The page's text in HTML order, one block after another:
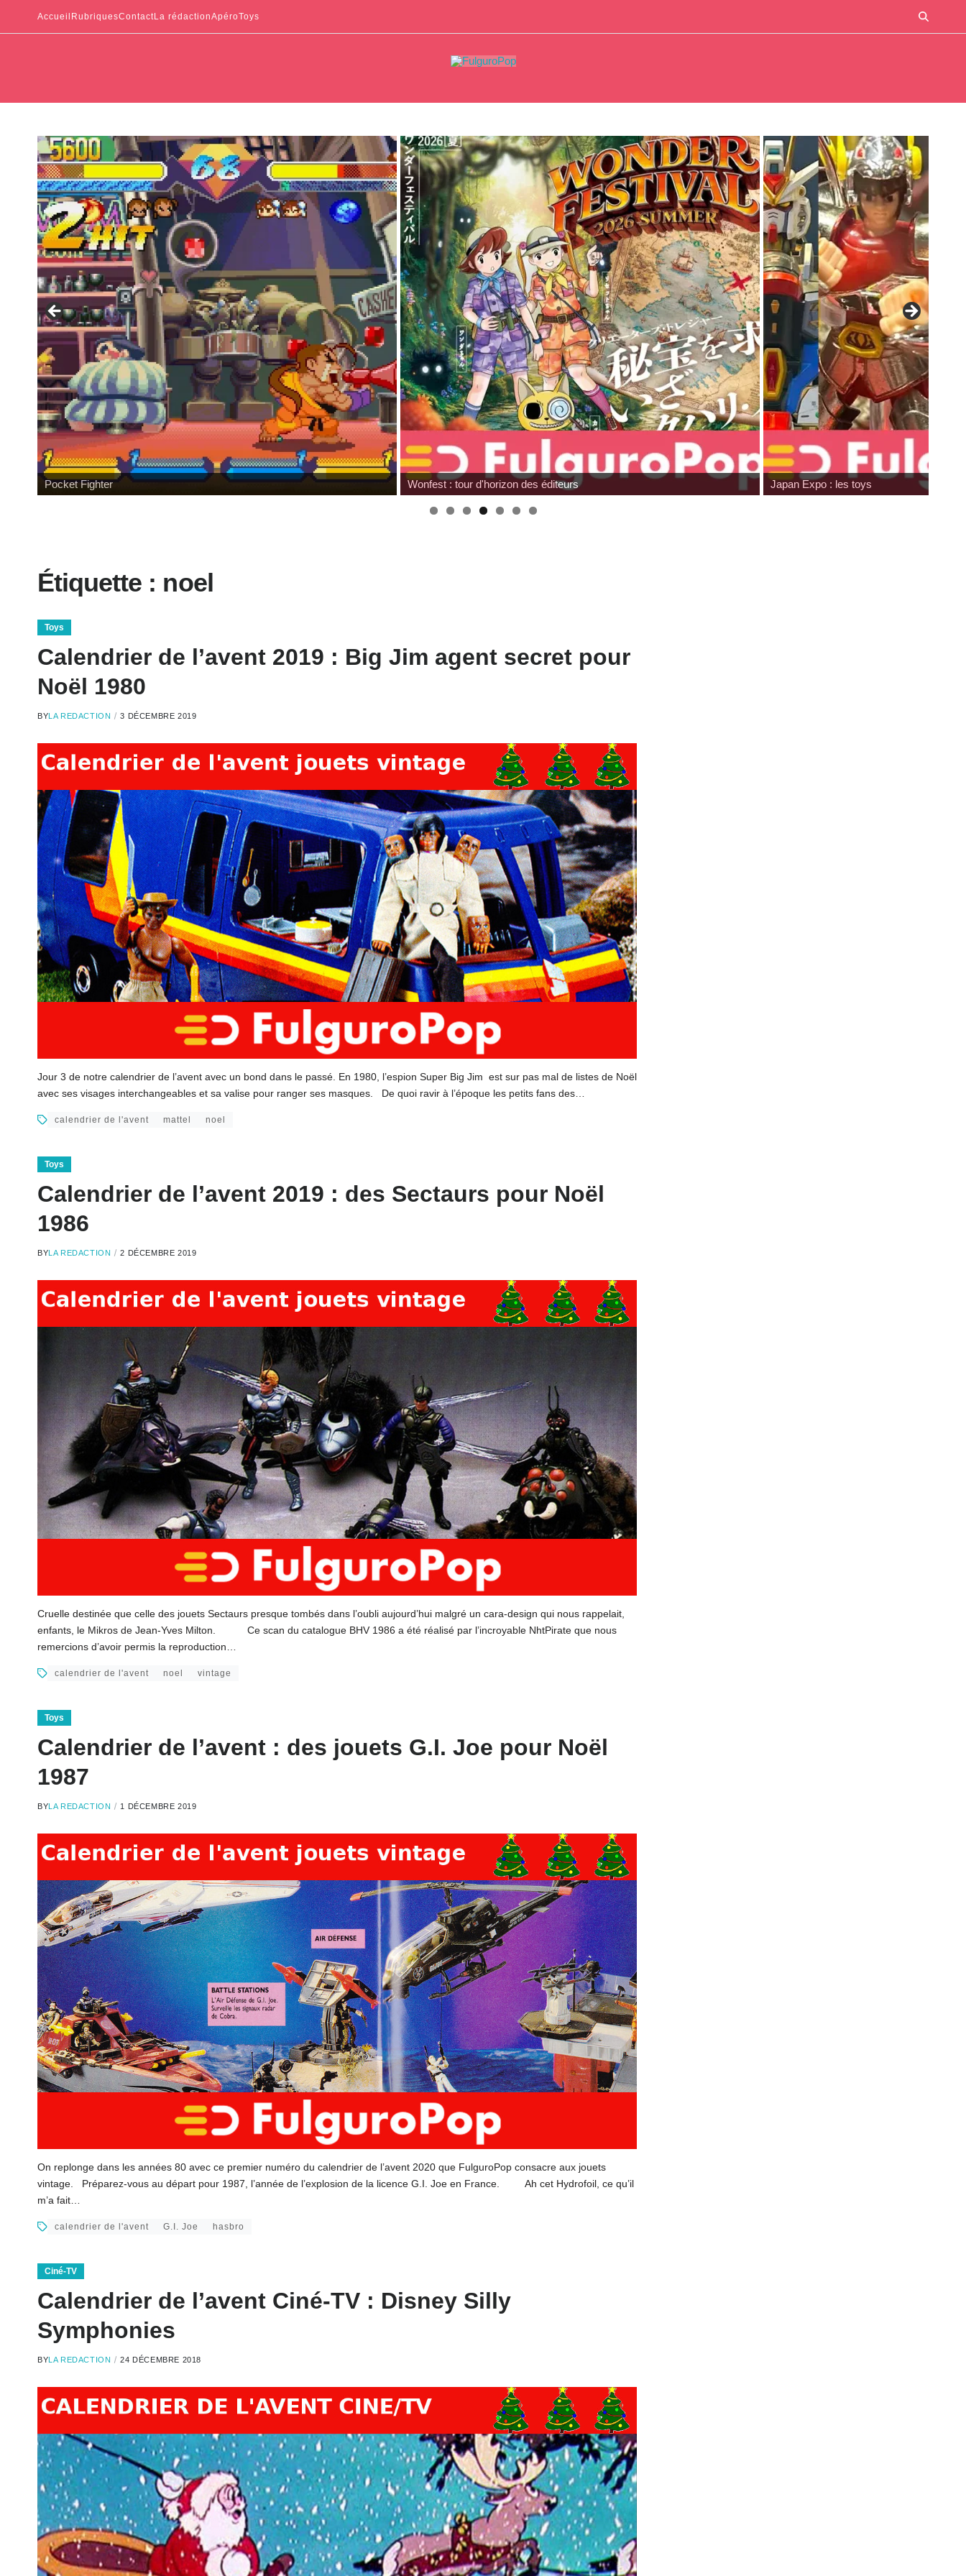
Accueil RubriquesContactLa rédactionApéroToys
Fighter Wonfest : tour d'horizon des éditeurs Japan Expo : les toys
Étiquette : noel
Toys
Calendrier de l’avent 2019 : Big Jim agent secret pour
Noël 1980
BYLA REDACTION 3 DÉCEMBRE 2019
Jour 3 de notre calendrier de l’avent avec un bond dans le passé. En 1980, l’espion Super Big Jim est sur pas mal de listes de Noël
avec ses visages interchangeables et sa valise pour ranger ses masques. De quoi ravir à l’époque les petits fans des…
calendrier de l'avent mattel noel
Toys
Calendrier de l’avent 2019 : des Sectaurs pour Noël
1986
BYLA REDACTION 2 DÉCEMBRE 2019
Cruelle destinée que celle des jouets Sectaurs presque tombés dans l’oubli aujourd’hui malgré un cara-design qui nous rappelait,
enfants, le Mikros de Jean-Yves Milton. Ce scan du catalogue BHV 1986 a été réalisé par l’incroyable NhtPirate que nous
remercions d’avoir permis la reproduction…
calendrier de l'avent noel vintage
Toys
Calendrier de l’avent : des jouets G.I. Joe pour Noël
1987
BY LA REDACTION 1 DÉCEMBRE 2019
On replonge dans les années 80 avec ce premier numéro du calendrier de l’avent 2020 que FulguroPop consacre aux jouets
vintage. Préparez-vous au départ pour 1987, l’année de l’explosion de la licence G.I. Joe en France. Ah cet Hydrofoil, ce qu’il
m’a fait…
calendrier de l'avent G.I. Joe hasbro
Ciné-TV
Calendrier de l’avent Ciné-TV : Disney Silly
Symphonies
BYLA REDACTION 24 DÉCEMBRE 2018